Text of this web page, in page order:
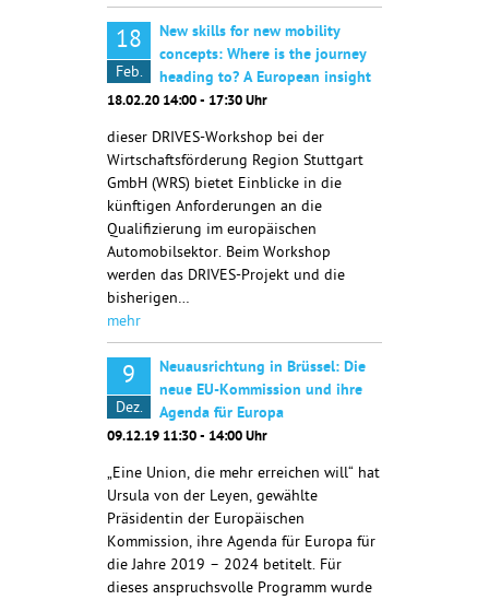
18
Feb.
New skills for new mobility
concepts: Where is the journey
heading to? A European insight
18.02.20 14:00 - 17:30 Uhr
dieser DRIVES-Workshop bei der
Wirtschaftsförderung Region Stuttgart
GmbH (WRS) bietet Einblicke in die
künftigen Anforderungen an die
Qualifizierung im europäischen
Automobilsektor. Beim Workshop
werden das DRIVES-Projekt und die
bisherigen…
mehr
9
Dez.
Neuausrichtung in Brüssel: Die
neue EU-Kommission und ihre
Agenda für Europa
09.12.19 11:30 - 14:00 Uhr
„Eine Union, die mehr erreichen will“ hat
Ursula von der Leyen, gewählte
Präsidentin der Europäischen
Kommission, ihre Agenda für Europa für
die Jahre 2019 – 2024 betitelt. Für
dieses anspruchsvolle Programm wurde